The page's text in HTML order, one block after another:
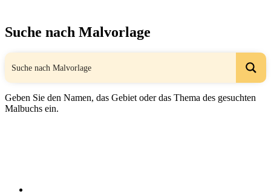
Suche nach Malvorlage
Geben Sie den Namen, das Gebiet oder das Thema des gesuchten
Malbuchs ein.